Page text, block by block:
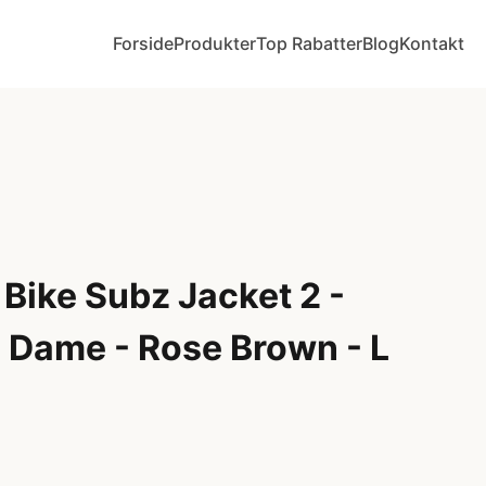
ForsideProdukterTop RabatterBlogKontakt
Subz Jacket 2 -
- Rose Brown - L